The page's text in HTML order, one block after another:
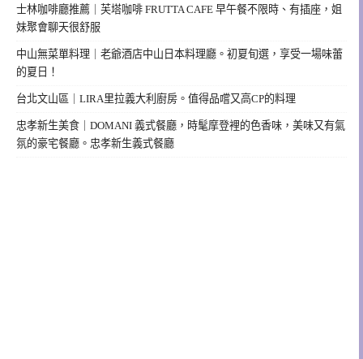
士林咖啡廳推薦｜芙塔咖啡 FRUTTA CAFE 早午餐不限時、有插座，姐
妹聚會聊天很舒服
中山無菜單料理｜老爺酒店中山日本料理廳。初夏旬選，享受一場味蕾
的夏日！
台北文山區｜LIRA里拉義大利廚房。值得品嚐又高CP的料理
忠孝新生美食｜DOMANI 義式餐廳，時髦摩登裡的色香味，美味又有氣
氛的豪宅餐廳。忠孝新生義式餐廳